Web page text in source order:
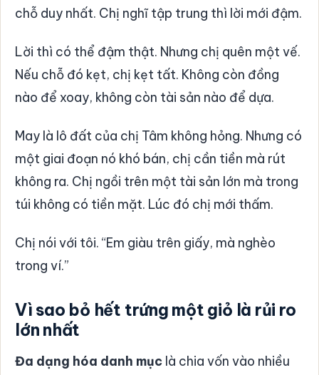
chỗ duy nhất. Chị nghĩ tập trung thì lời mới đậm.
Lời thì có thể đậm thật. Nhưng chị quên một vế.
Nếu chỗ đó kẹt, chị kẹt tất. Không còn đồng
nào để xoay, không còn tài sản nào để dựa.
May là lô đất của chị Tâm không hỏng. Nhưng có
một giai đoạn nó khó bán, chị cần tiền mà rút
không ra. Chị ngồi trên một tài sản lớn mà trong
túi không có tiền mặt. Lúc đó chị mới thấm.
Chị nói với tôi. “Em giàu trên giấy, mà nghèo
trong ví.”
Vì sao bỏ hết trứng một giỏ là rủi ro
lớn nhất
Đa dạng hóa danh mục là chia vốn vào nhiều